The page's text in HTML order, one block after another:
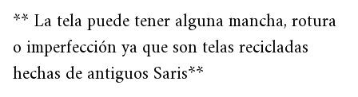
** La tela puede tener alguna mancha, rotura
o imperfección ya que son telas recicladas
hechas de antiguos Saris**